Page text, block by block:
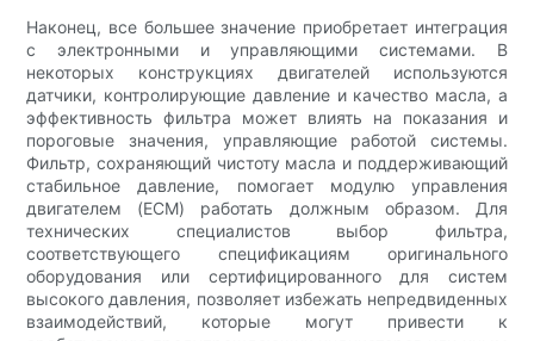
Наконец, все большее значение приобретает интеграция
с электронными и управляющими системами. В
некоторых конструкциях двигателей используются
датчики, контролирующие давление и качество масла, а
эффективность фильтра может влиять на показания и
пороговые значения, управляющие работой системы.
Фильтр, сохраняющий чистоту масла и поддерживающий
стабильное давление, помогает модулю управления
двигателем (ECM) работать должным образом. Для
технических специалистов выбор фильтра,
соответствующего спецификациям оригинального
оборудования или сертифицированного для систем
высокого давления, позволяет избежать непредвиденных
взаимодействий, которые могут привести к